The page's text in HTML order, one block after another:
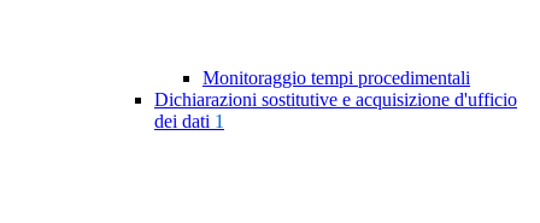
Monitoraggio tempi procedimentali
Dichiarazioni sostitutive e acquisizione d'ufficio
dei dati 1